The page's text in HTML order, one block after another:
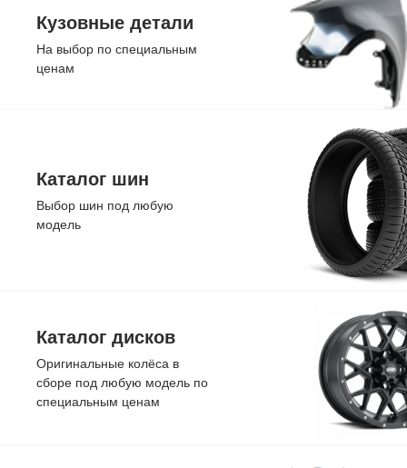
Кузовные детали
На выбор по специальным
ценам
Каталог шин
Выбор шин под любую
модель
Каталог дисков
Оригинальные колёса в
сборе под любую модель по
специальным ценам